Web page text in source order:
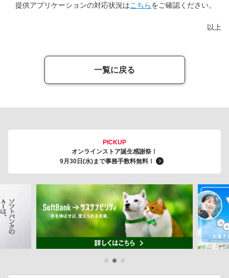
提供アプリケーションの対応状況はこちらをご確認ください。
以上
一覧に戻る
PICKUP
オンラインストア誕生感謝祭！
9月30日(水)まで事務手数料無料！